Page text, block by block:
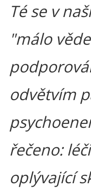
Té se v
"málo
odvětvím
řečeno:
oplývající